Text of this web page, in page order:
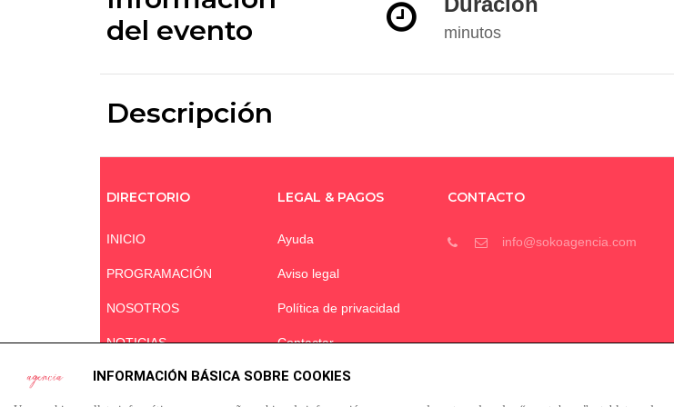
del evento
minutos
Descripción
DIRECTORIO
INICIO
PROGRAMACIÓN
NOSOTROS
NOTICIAS
ÁREA CLIENTES
LEGAL & PAGOS
Ayuda
Aviso legal
Política de privacidad
Contactar
CONTACTO
info@sokoagencia.com
INFORMACIÓN BÁSICA SOBRE COOKIES